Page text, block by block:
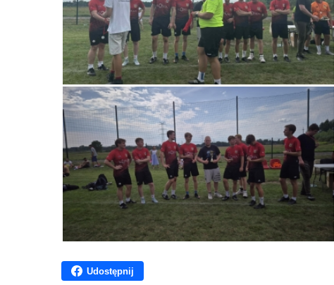
Udostępnij